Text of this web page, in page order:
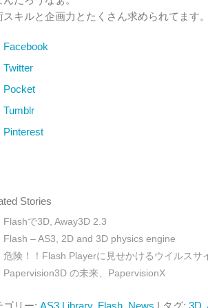
スキルと企画力とたくさん求められてます。
Facebook
Twitter
Pocket
Tumblr
Pinterest
Stories
Flashで3D, Away3D 2.3
Flash – AS3, 2D and 3D physics engine
危険！！Flash Playerに見せかけるウイルスサ
Papervision3D の未来、PapervisionX